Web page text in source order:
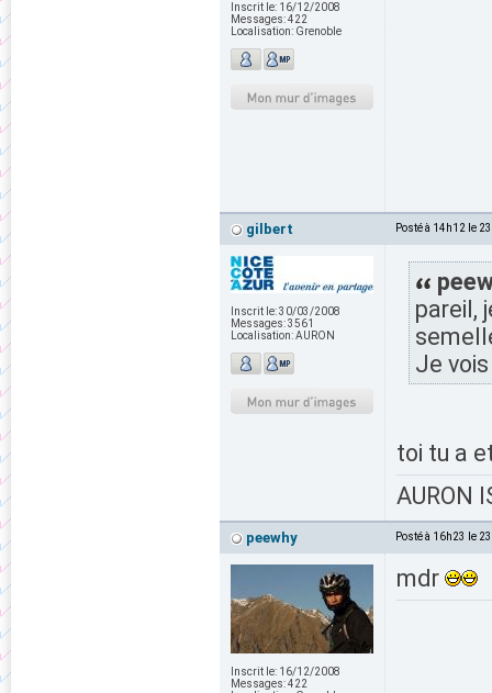
Inscrit le: 16/12/2008
Messages:422
Localisation: Grenoble
gilbert Posté à 14h12 le
Inscrit le:30/03/2008
Messages:3561
Localisation:AURON
pareil,
Je
toi tu a
AURON
peewhy Posté à 16h23 le
Inscrit le: 16/12/2008
Messages:422
mdr